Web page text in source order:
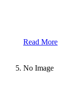
Read More
No Image